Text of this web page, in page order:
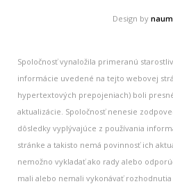
Design by
Spoločnosť vynaložila primeranú
informácie uvedené na tejto webovej
hypertextových prepojeniach) boli
aktualizácie. Spoločnosť nenesie
dôsledky vyplývajúce z používania
stránke a takisto nemá povinnosť ich
nemožno vykladať ako rady alebo
mali alebo nemali vykonávať